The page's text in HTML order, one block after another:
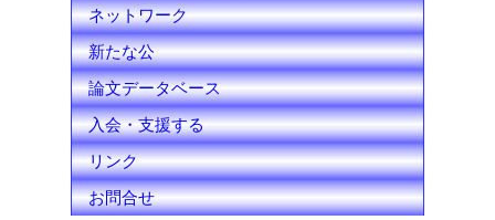
ネットワーク
新たな公
論文データベース
入会・支援する
リンク
お問合せ